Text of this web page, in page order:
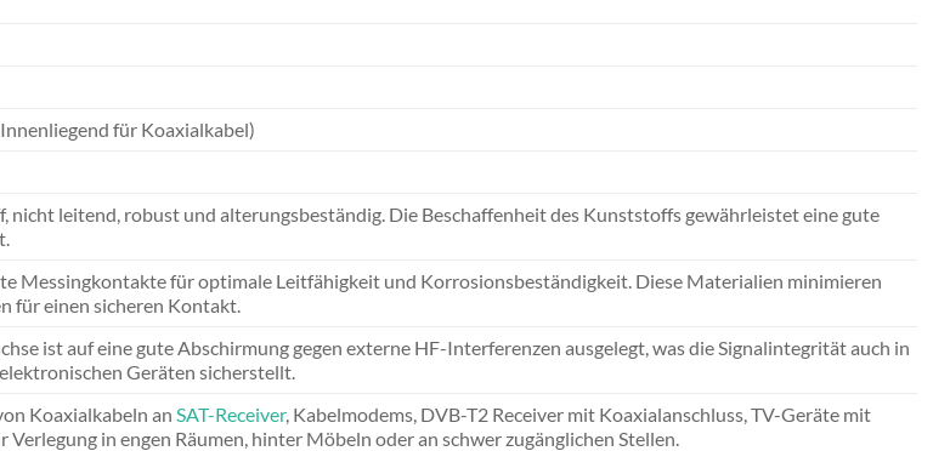
für Koaxialkabel)
nicht leitend, robust und alterungsbeständig. Die Beschaffenheit des Kunststoffs gewährleistet eine gute
Messingkontakte für optimale Leitfähigkeit und Korrosions­beständigkeit. Diese Materialien minimieren
für einen sicheren Kontakt.
ist auf eine gute Abschirmung gegen externe HF-Interferenzen ausgelegt, was die Signal­integrität auch in
Geräten sicherstellt.
Koaxialkabeln an SAT-Receiver, Kabelmodems, DVB-T2 Receiver mit Koaxialanschluss, TV-Geräte mit
Verlegung in engen Räumen, hinter Möbeln oder an schwer zugänglichen Stellen.